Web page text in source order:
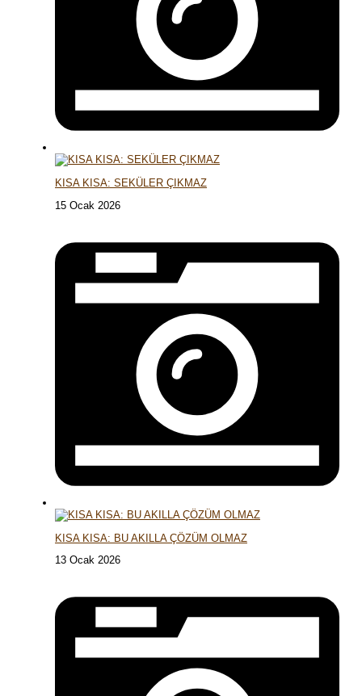
KISA KISA: SEKÜLER ÇIKMAZ
15 Ocak 2026
KISA KISA: BU AKILLA ÇÖZÜM OLMAZ
13 Ocak 2026